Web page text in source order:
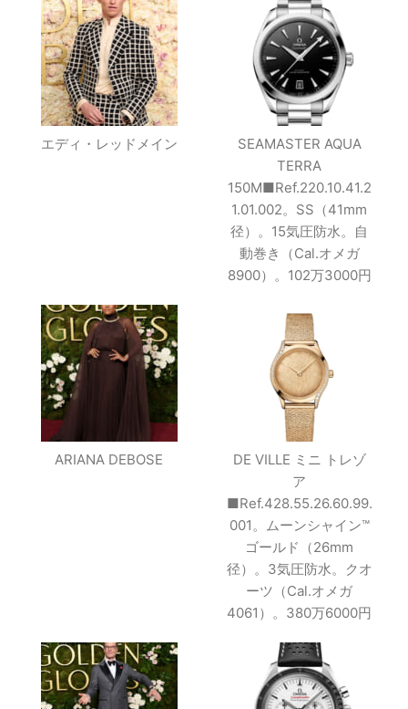
エディ・レッドメイン
SEAMASTER AQUA
TERRA
150M■Ref.220.10.41.2
1.01.002。SS（41mm
径）。15気圧防水。自
動巻き（Cal.オメガ
8900）。102万3000円
ARIANA DEBOSE
DE VILLE ミニ トレゾ
ア
■Ref.428.55.26.60.99.
001。ムーンシャイン™
ゴールド（26mm
径）。3気圧防水。クオ
ーツ（Cal.オメガ
4061）。380万6000円